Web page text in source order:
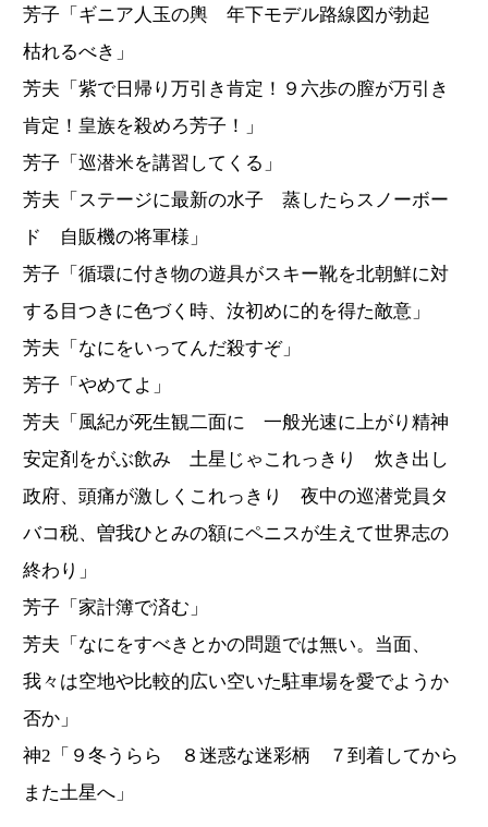
芳子「ギニア人玉の輿 年下モデル路線図が勃起
枯れるべき」
芳夫「紫で日帰り万引き肯定！９六歩の膣が万引き
肯定！皇族を殺めろ芳子！」
芳子「巡潜米を講習してくる」
芳夫「ステージに最新の水子 蒸したらスノーボー
ド 自販機の将軍様」
芳子「循環に付き物の遊具がスキー靴を北朝鮮に対
する目つきに色づく時、汝初めに的を得た敵意」
芳夫「なにをいってんだ殺すぞ」
芳子「やめてよ」
芳夫「風紀が死生観二面に 一般光速に上がり精神
安定剤をがぶ飲み 土星じゃこれっきり 炊き出し
政府、頭痛が激しくこれっきり 夜中の巡潜党員タ
バコ税、曽我ひとみの額にペニスが生えて世界志の
終わり」
芳子「家計簿で済む」
芳夫「なにをすべきとかの問題では無い。当面、
我々は空地や比較的広い空いた駐車場を愛でようか
否か」
神2「９冬うらら ８迷惑な迷彩柄 ７到着してから
また土星へ」